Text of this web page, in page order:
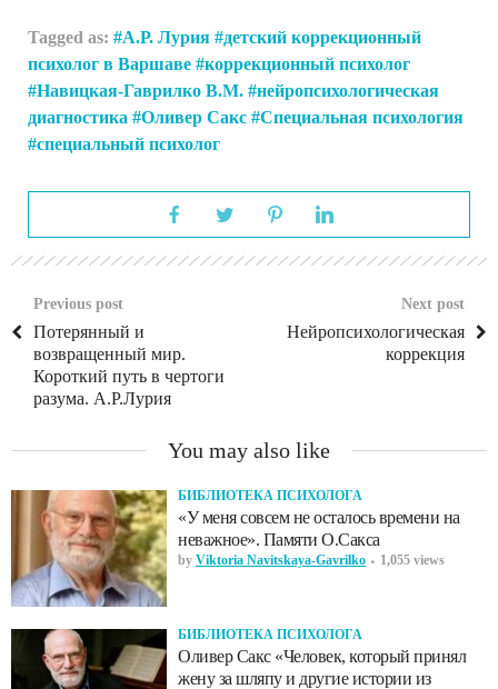
Tagged as: А.Р. Лурия
детский коррекционный
психолог в Варшаве
коррекционный психолог
Навицкая-Гаврилко В.М.
нейропсихологическая
диагностика
Оливер Сакс
Специальная психология
специальный психолог
Previous post
Потерянный и
возвращенный мир.
Короткий путь в чертоги
разума. А.Р.Лурия
Next post
Нейропсихологическая
коррекция
You may also like
БИБЛИОТЕКА ПСИХОЛОГА
«У меня совсем не осталось времени на
неважное». Памяти О.Сакса
by Viktoria Navitskaya-Gavrilko 1,055 views
БИБЛИОТЕКА ПСИХОЛОГА
Оливер Сакс «Человек, который принял
жену за шляпу и другие истории из